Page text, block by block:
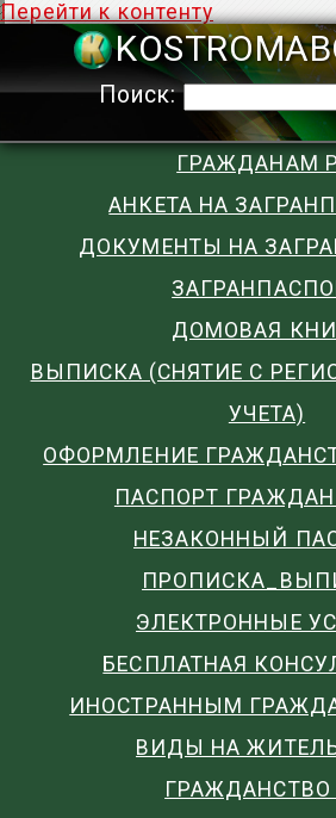
Перейти к контенту
Поиск:
ГРАЖДАНАМ
АНКЕТА НА
ДОКУМЕНТЫ НА
ДОМОВАЯ
ВЫПИСКА (СНЯТИЕ С
УЧЕТА)
ОФОРМЛЕНИЕ
ПАСПОРТ
НЕЗАКОННЫЙ
ЭЛЕКТРОННЫЕ
БЕСПЛАТНАЯ
ИНОСТРАННЫМ
ВИДЫ НА
ГРАЖДАНСТВО